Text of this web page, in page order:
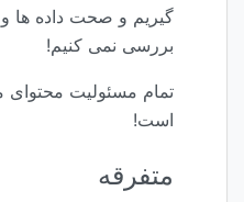
گیریم و صحت داده ها
بررسی نمی کنیم!
تمام مسئولیت محتوای
است!
متفرقه